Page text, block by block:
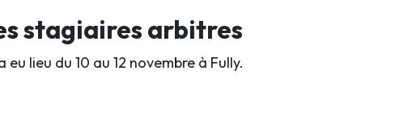
stagiaires arbitres
lieu du 10 au 12 novembre à Fully.